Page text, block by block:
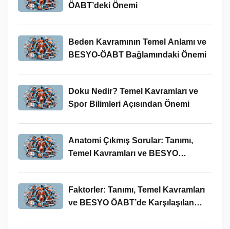
ÖABT’deki Önemi
Beden Kavramının Temel Anlamı ve
BESYO-ÖABT Bağlamındaki Önemi
Doku Nedir? Temel Kavramları ve
Spor Bilimleri Açısından Önemi
Anatomi Çıkmış Sorular: Tanımı,
Temel Kavramları ve BESYO
Faktorler: Tanımı, Temel Kavramları
ve BESYO ÖABT’de Karşılaşılan